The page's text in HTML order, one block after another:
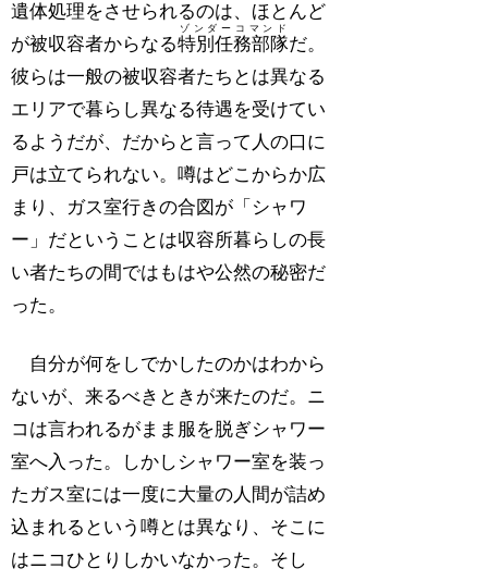
遺体処理をさせられるのは、ほとんど
が被収容者からなる特別任務部隊
ゾンダーコマンド
だ。
彼らは一般の被収容者たちとは異なる
エリアで暮らし異なる待遇を受けてい
るようだが、だからと言って人の口に
戸は立てられない。噂はどこからか広
まり、ガス室行きの合図が「シャワ
ー」だということは収容所暮らしの長
い者たちの間ではもはや公然の秘密だ
った。
自分が何をしでかしたのかはわから
ないが、来るべきときが来たのだ。ニ
コは言われるがまま服を脱ぎシャワー
室へ入った。しかしシャワー室を装っ
たガス室には一度に大量の人間が詰め
込まれるという噂とは異なり、そこに
はニコひとりしかいなかった。そし